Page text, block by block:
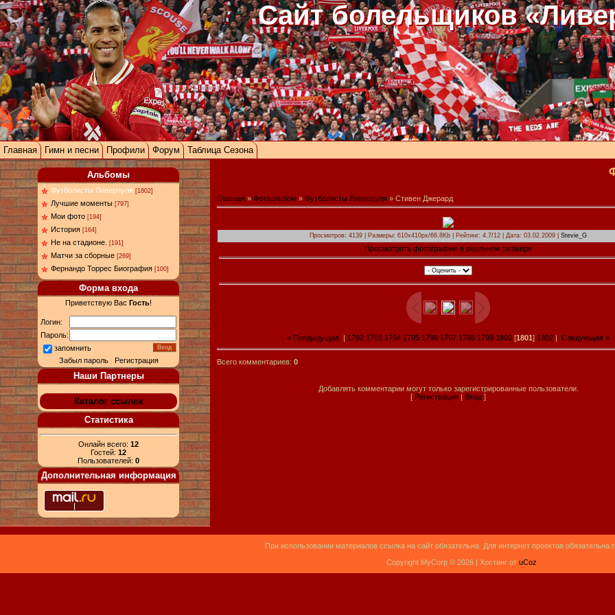
Сайт болельщиков
Главная Гимн и песни Профили Форум Таблица Сезона
Альбомы
Футболисты Ливерпуля [1802]
Лучшие моменты [797]
Мои фото [194]
История [164]
Не на стадионе. [191]
Матчи за сборные [269]
Фернандо Торрес Биография [100]
Форма входа
Приветствую Вас Гость!
Логин:
Пароль:
запомнить
Забыл пароль| Регистрация
Наши Партнеры
Каталог ссылок
Статистика
Онлайн всего: 12
Гостей: 12
Пользователей: 0
Дополнительная информация
Главная » Фотоальбом » Футболисты Ливерпуля » Стивен Джерард
Просмотров: 4139 | Размеры: 610x410px/66.8Kb | Рейтинг: 4.7/12 | Дата: 03.02.2009 | Stevie_G
Просмотреть фотографию в реальном размере
« Предыдущая 1792 1793 1794 1795 1796 1797 1798 1799 1800 [1801 ] 1802 Следующая »
Всего комментариев: 0
Добавлять комментарии могут только зарегистрированные пользователи.
[ Регистрация | Вход ]
При использовании материалов ссылка на сайт обязательна. Для интернет проектов обязательна
Copyright MyCorp © 2026 | Хостинг от uCoz